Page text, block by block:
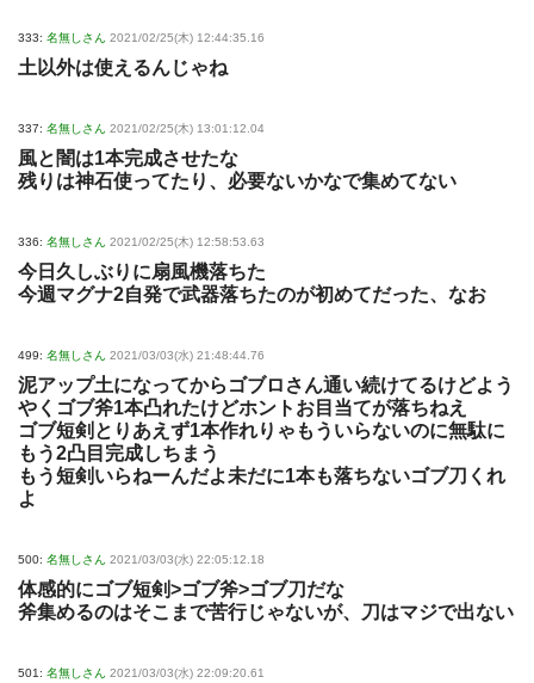
333: 名無しさん 2021/02/25(木) 12:44:35.16
土以外は使えるんじゃね
337: 名無しさん 2021/02/25(木) 13:01:12.04
風と闇は1本完成させたな
残りは神石使ってたり、必要ないかなで集めてない
336: 名無しさん 2021/02/25(木) 12:58:53.63
今日久しぶりに扇風機落ちた
今週マグナ2自発で武器落ちたのが初めてだった、なお
499: 名無しさん 2021/03/03(水) 21:48:44.76
泥アップ土になってからゴブロさん通い続けてるけどよう
やくゴブ斧1本凸れたけどホントお目当てが落ちねえ
ゴブ短剣とりあえず1本作れりゃもういらないのに無駄に
もう2凸目完成しちまう
もう短剣いらねーんだよ未だに1本も落ちないゴブ刀くれ
よ
500: 名無しさん 2021/03/03(水) 22:05:12.18
体感的にゴブ短剣>ゴブ斧>ゴブ刀だな
斧集めるのはそこまで苦行じゃないが、刀はマジで出ない
501: 名無しさん 2021/03/03(水) 22:09:20.61